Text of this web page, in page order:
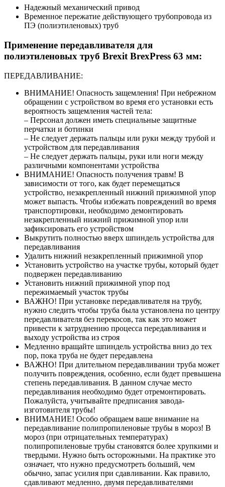
Надежный механический привод
Временное пережатие действующего трубопровода из
ПЭ (полиэтиленовых) труб
Применение передавливателя для
полиэтиленовых труб Brexit BrexPress 63 мм:
ПЕРЕДАВЛИВАНИЕ:
ВНИМАНИЕ! Опасность защемления! При небрежном
обращении с устройством во время его установки есть
вероятность защемления частей тела:
– Персонал должен иметь специальные защитные
перчатки и ботинки
– Не следует держать пальцы или руки между трубой и
устройством для передавливания
– Не следует держать пальцы, руки или ноги между
различными компонентами устройства
ВНИМАНИЕ! Опасность получения травм! В
зависимости от того, как будет перемещаться
устройство, незакрепленный нижний прижимной упор
может выпасть. Чтобы избежать повреждений во время
транспортировки, необходимо демонтировать
незакрепленный нижний прижимной упор или
зафиксировать его устройством
Выкрутить полностью вверх шпиндель устройства для
передавливания
Удалить нижний незакрепленный прижимной упор
Установить устройство на участке трубы, который будет
подвержен передавливанию
Установить нижний прижимной упор под
пережимаемый участок трубы
ВАЖНО! При установке передавливателя на трубу,
нужно следить чтобы труба была установлена по центру
передавливателя без перекосов, так как это может
привести к затруднению процесса передавливания и
выходу устройства из строя
Медленно вращайте шпиндель устройства вниз до тех
пор, пока труба не будет передавлена
ВАЖНО! При длительном передавливании труба может
получить повреждения, особенно, если будет превышена
степень передавливания. В данном случае место
передавливания необходимо будет отремонтировать.
Пожалуйста, учитывайте предписания завода-
изготовителя трубы!
ВНИМАНИЕ! Особо обращаем ваше внимание на
передавливание полипропиленовые трубы в мороз! В
мороз (при отрицательных температурах)
полипропиленовые трубы становятся более хрупкими и
твердыми. Нужно быть осторожными. На практике это
означает, что нужно предусмотреть больший, чем
обычно, запас усилия при сдавливании. Как правило,
сдавливают медленно, двумя передавливателями